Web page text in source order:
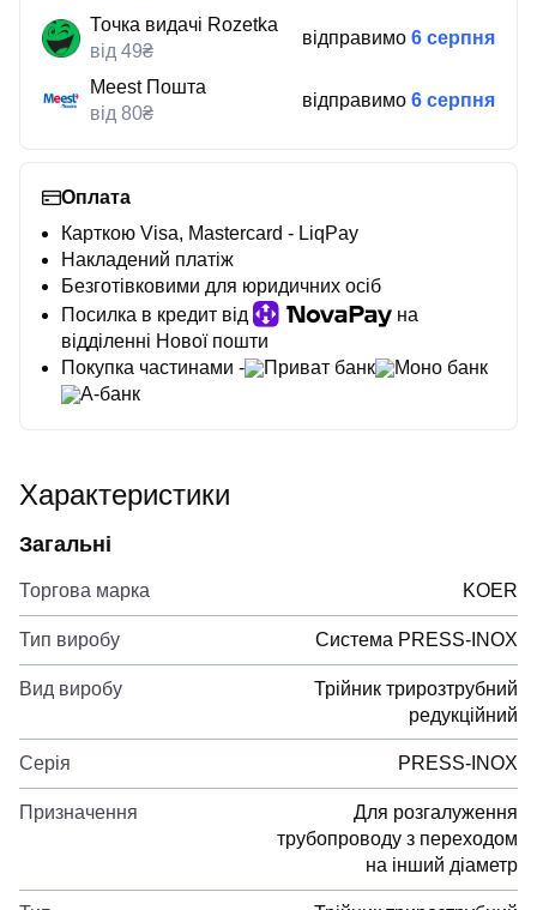
Точка видачі Rozetka
від 49₴
відправимо 6 серпня
Meest Пошта
від 80₴
відправимо 6 серпня
Оплата
Карткою Visa, Mastercard - LiqPay
Накладений платіж
Безготівковими для юридичних осіб
Посилка в кредит від
на
відділенні Нової пошти
Покупка частинами -
Приват банк
Моно банк
А-банк
Характеристики
Загальні
Торгова марка KOER
Тип виробу Система PRESS-INOX
Вид виробу
Трійник трирозтрубний
редукційний
Серія PRESS-INOX
Призначення
Для розгалуження
трубопроводу з переходом
на інший діаметр